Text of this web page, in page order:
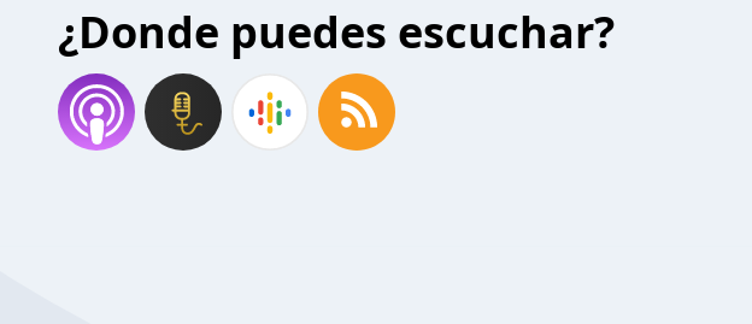
¿Donde puedes escuchar?